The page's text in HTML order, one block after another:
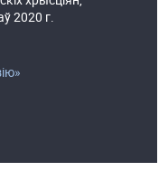
2020 г.